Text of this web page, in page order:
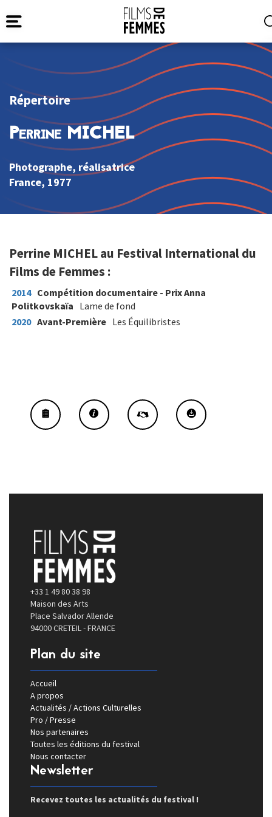
Répertoire
Perrine MICHEL
Photographe, réalisatrice
France, 1977
Perrine MICHEL au Festival International du
Films de Femmes :
2014 Compétition documentaire - Prix Anna
Politkovskaïa Lame de fond
2020 Avant-Première Les Équilibristes
+33 1 49 80 38 98
Maison des Arts
Place Salvador Allende
94000 CRETEIL - FRANCE
Plan du site
Accueil
A propos
Actualités / Actions Culturelles
Pro / Presse
Nos partenaires
Toutes les éditions du festival
Nous contacter
Newsletter
Recevez toutes les actualités du festival !